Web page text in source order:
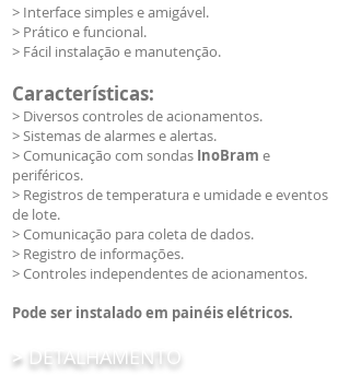
> Interface simples e amigável.
> Prático e funcional.
> Fácil instalação e manutenção.
Características:
> Diversos controles de acionamentos.
> Sistemas de alarmes e alertas.
> Comunicação com sondas InoBram e
periféricos.
> Registros de temperatura e umidade e eventos
de lote.
> Comunicação para coleta de dados.
> Registro de informações.
> Controles independentes de acionamentos.
Pode ser instalado em painéis elétricos.
> DETALHAMENTO